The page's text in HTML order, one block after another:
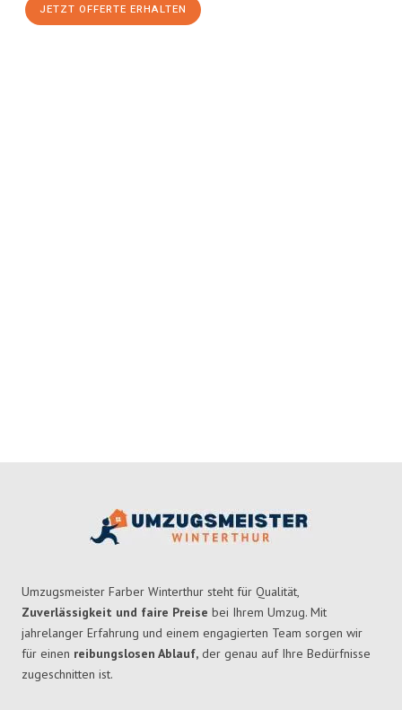
JETZT OFFERTE ERHALTEN
Umzugsmeister Farber Winterthur steht für Qualität,
Zuverlässigkeit und faire Preise bei Ihrem Umzug. Mit
jahrelanger Erfahrung und einem engagierten Team sorgen wir
für einen reibungslosen Ablauf, der genau auf Ihre Bedürfnisse
zugeschnitten ist.